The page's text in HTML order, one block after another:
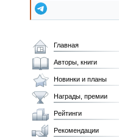
Главная
Авторы, книги
Новинки и планы
Награды, премии
Рейтинги
Рекомендации